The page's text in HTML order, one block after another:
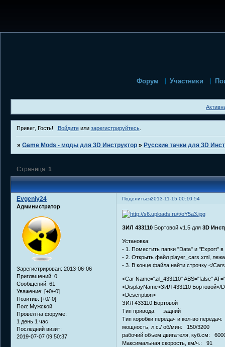
Форум Участники
Привет, Гость! Войдитеили зарегистрируйтесь.
»Game Mods - моды для 3D Инструктор » Русские тачки для 3D
Страница: 1
Поделиться2013-11-15 00:10:54
Evgeniy24
Администратор
Зарегистрирован: 2013-06-06
Приглашений: 0
Сообщений: 61
Уважение: [+0/-0]
Позитив: [+0/-0]
Пол: Мужской
Провел на форуме:
1 день 1 час
Последний визит:
2019-07-07 09:50:37
ЗИЛ 433110 Бортовой v1.5 для3D
Установка:
- 1. Поместить папки "Data" и "Export"
- 2. Открыть файл player_cars.xml,
- 3. В конце файла найти строчку </
<Car Name="zil_433110" ABS="false"
<DisplayName>ЗИЛ 433110 Бортовой</
<Description>
ЗИЛ 433110 Бортовой
Тип привода: задний
Тип коробки передач и кол-во
мощность, л.с./ об/мин: 150/3200
рабочий объем двигателя, куб.см:
Максимальная скорость, км/ч.: 91